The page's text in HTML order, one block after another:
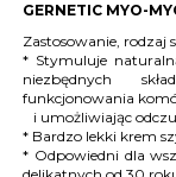
GERNETIC MYO-
Zastosowanie, rodzaj
* Stymuluje
niezbędnych
funkcjonowania
i umożliwiając
* Bardzo lekki krem
* Odpowiedni dla